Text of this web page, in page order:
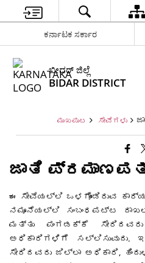
ಕರ್ನಾಟಕ ಸರ್ಕಾರ
ಬೀದರ್ ಜಿಲ್ಲೆ
BIDAR DISTRICT
ಮುಖಪುಟ ಸೇವೆಗಳು
ಜಾತಿ
ಈ ಸೇವೆಯಲ್ಲಿ ಒಳಗೊಂಡಿರುವ
ನಮೂನೆಯಲ್ಲಿ ಸಂಬಂಧಪಟ್ಟ
ಮತ್ತು ಪಂಗಡಕ್ಕೆ
ಅಧಿಕಾರಿಗಳಿಗೆ ಸಲ್ಲಿಸುವುದು.
ಸೇರಿದವರು ಜಿಲ್ಲಾ ಅಧಿಕಾರಿ,